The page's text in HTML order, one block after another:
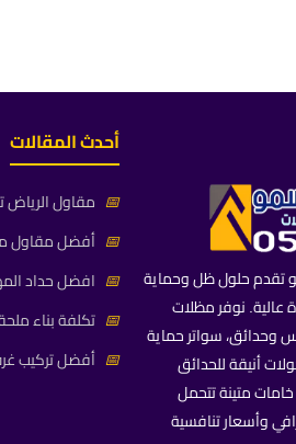
تقدم حلول ظل وحماية
عالية. نوفر مظلات
وحدائق، سواتر حماية
أنيقة للحدائق
متينة تتحمل
وأسعار تنافسية
أحدث المقالات
📅 مقاول الرياض
📅 أفضل مقاول
📅 افضل حداد
📅 تكلفة بناء
📅 أفضل تركيب